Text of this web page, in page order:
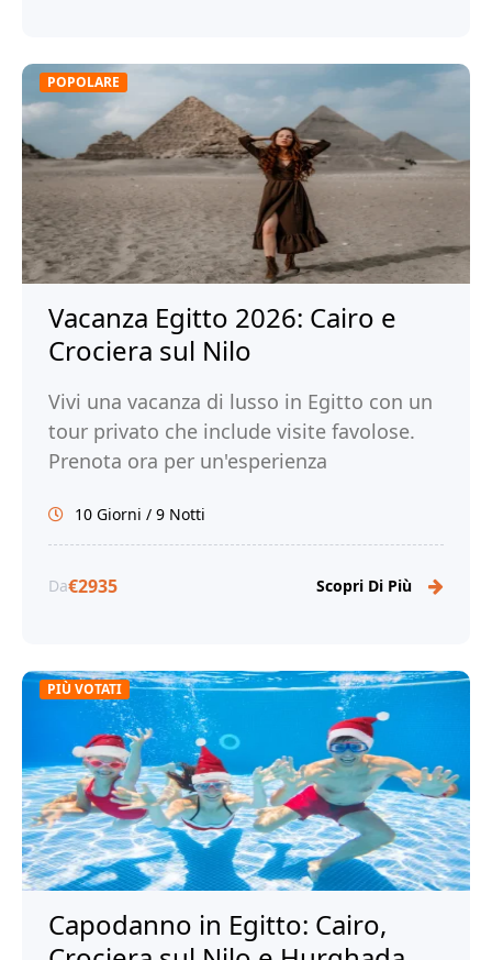
POPOLARE
Vacanza Egitto 2026: Cairo e
Crociera sul Nilo
Vivi una vacanza di lusso in Egitto con un
tour privato che include visite favolose.
Prenota ora per un'esperienza
10 Giorni / 9 Notti
Da€2935 Scopri Di Più
PIÙ VOTATI
Capodanno in Egitto: Cairo,